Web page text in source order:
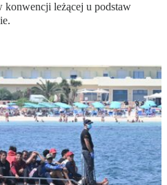
konwencji leżącej u podstaw